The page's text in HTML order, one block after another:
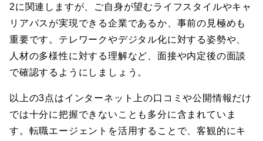
2に関連しますが、ご自身が望むライフスタイルやキャ
リアパスが実現できる企業であるか、事前の見極めも
重要です。テレワークやデジタル化に対する姿勢や、
人材の多様性に対する理解など、面接や内定後の面談
で確認するようにしましょう。
以上の3点はインターネット上の口コミや公開情報だけ
では十分に把握できないことも多分に含まれていま
す。転職エージェントを活用することで、客観的にキ